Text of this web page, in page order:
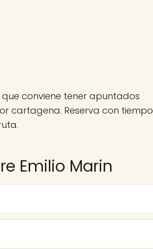
que conviene tener apuntados
cartagena. Reserva con tiempo
Emilio Marin